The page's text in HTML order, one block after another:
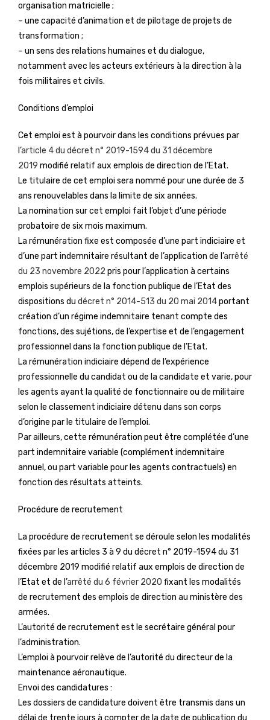
organisation matricielle ;
– une capacité d’animation et de pilotage de projets de
transformation ;
– un sens des relations humaines et du dialogue,
notamment avec les acteurs extérieurs à la direction à la
fois militaires et civils.
Conditions d’emploi
Cet emploi est à pourvoir dans les conditions prévues par
l’article 4 du décret n° 2019-1594 du 31 décembre
2019 modifié relatif aux emplois de direction de l’Etat.
Le titulaire de cet emploi sera nommé pour une durée de 3
ans renouvelables dans la limite de six années.
La nomination sur cet emploi fait l’objet d’une période
probatoire de six mois maximum.
La rémunération fixe est composée d’une part indiciaire et
d’une part indemnitaire résultant de l’application de l’arrêté
du 23 novembre 2022 pris pour l’application à certains
emplois supérieurs de la fonction publique de l’Etat des
dispositions du décret n° 2014-513 du 20 mai 2014portant
création d’un régime indemnitaire tenant compte des
fonctions, des sujétions, de l’expertise et de l’engagement
professionnel dans la fonction publique de l’Etat.
La rémunération indiciaire dépend de l’expérience
professionnelle du candidat ou de la candidate et varie, pour
les agents ayant la qualité de fonctionnaire ou de militaire
selon le classement indiciaire détenu dans son corps
d’origine par le titulaire de l’emploi.
Par ailleurs, cette rémunération peut être complétée d’une
part indemnitaire variable (complément indemnitaire
annuel, ou part variable pour les agents contractuels) en
fonction des résultats atteints.
Procédure de recrutement
La procédure de recrutement se déroule selon les modalités
fixées par les articles 3 à 9 du décret n° 2019-1594 du 31
décembre 2019 modifié relatif aux emplois de direction de
l’Etat et de l’arrêté du 6 février 2020 fixant les modalités
de recrutement des emplois de direction au ministère des
armées.
L’autorité de recrutement est le secrétaire général pour
l’administration.
L’emploi à pourvoir relève de l’autorité du directeur de la
maintenance aéronautique.
Envoi des candidatures :
Les dossiers de candidature doivent être transmis dans un
délai de trente jours à compter de la date de publication du